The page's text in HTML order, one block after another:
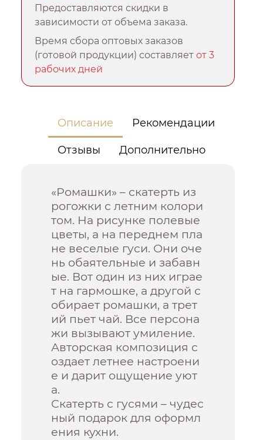
Предоставляются скидки в
зависимости от объема заказа.
Время сбора оптовых заказов
(готовой продукции) составляетот 3
рабочих дней
Описание Рекомендации
Отзывы Дополнительно
«Ромашки» – скатерть из
рогожки с летним колори
том. На рисунке полевые
цветы, а на переднем пла
не веселые гуси. Они оче
нь обаятельные и забавн
ые. Вот один из них играе
т на гармошке, а другой с
обирает ромашки, а трет
ий пьет чай. Все персона
жи вызывают умиление.
Авторская композиция с
оздает летнее настроени
е и дарит ощущение уют
а.
Скатерть с гусями – чудес
ный подарок для оформл
ения кухни.